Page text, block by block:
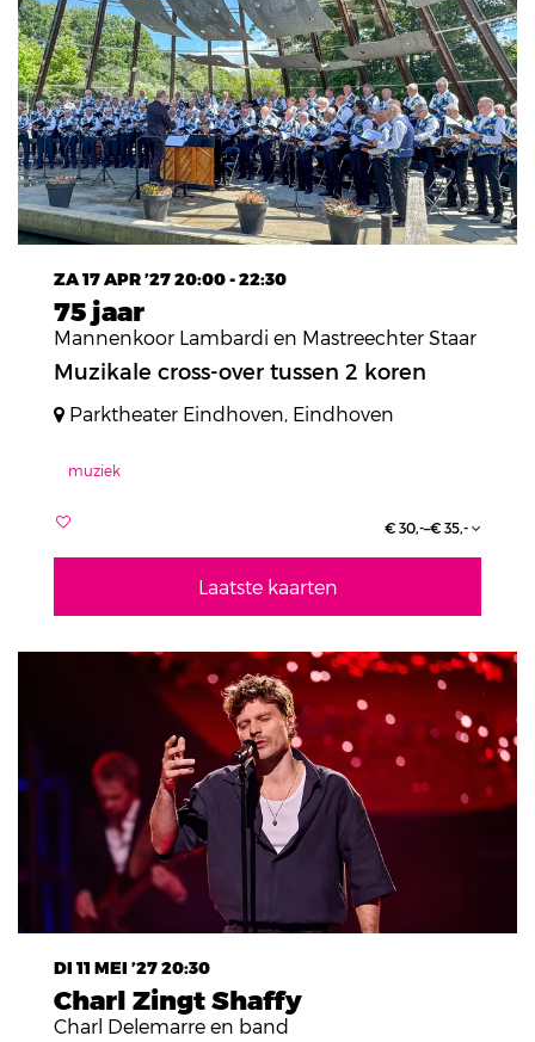
75 jaar
Mannenkoor Lambardi en Mastreechter Staar
ZA 17 APR ’2720:00 - 22:30
Muzikale cross-over tussen 2 koren
Parktheater Eindhoven, Eindhoven
muziek
€ 30,-–€ 35,-
Laatste kaarten
Charl Zingt Shaffy
Charl Delemarre en band
DI 11 MEI ’2720:30